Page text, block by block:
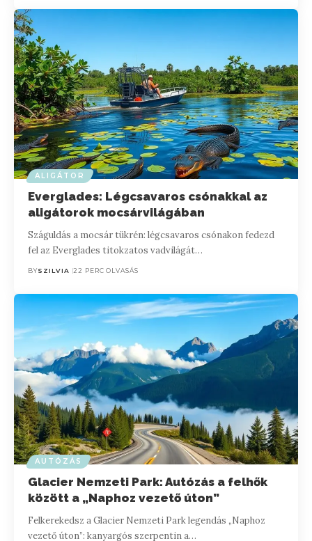
ALIGÁTOR
Everglades: Légcsavaros csónakkal az
aligátorok mocsárvilágában
Száguldás a mocsár tükrén: légcsavaros csónakon fedezd
fel az Everglades titokzatos vadvilágát…
BYSZILVIA 22 PERC OLVASÁS
AUTÓZÁS
Glacier Nemzeti Park: Autózás a felhők
között a „Naphoz vezető úton”
Felkerekedsz a Glacier Nemzeti Park legendás „Naphoz
vezető úton”: kanyargós szerpentin a…